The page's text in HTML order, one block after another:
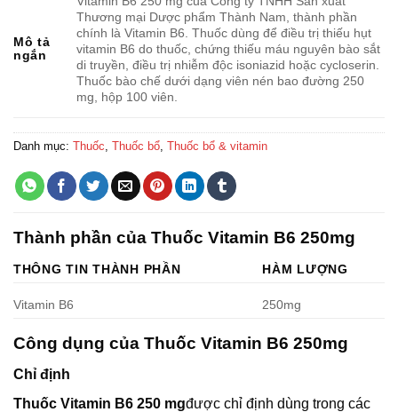
Mô tả
ngắn
Thương mại Dược phẩm Thành Nam, thành phần
chính là Vitamin B6. Thuốc dùng để điều trị thiếu hụt
vitamin B6 do thuốc, chứng thiếu máu nguyên bào sắt
di truyền, điều trị nhiễm độc isoniazid hoặc cycloserin.
Thuốc bào chế dưới dạng viên nén bao đường 250
mg, hộp 100 viên.
Danh mục: Thuốc Thuốc bổ Thuốc bổ & vitamin
Thành phần của Thuốc Vitamin B6 250mg
THÔNG TIN THÀNH PHẦN HÀM LƯỢNG
Vitamin B6 250mg
Công dụng của Thuốc Vitamin B6 250mg
Chỉ định
Thuốc Vitamin B6 250 mgđược chỉ định dùng trong các